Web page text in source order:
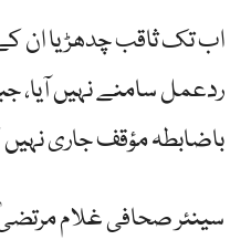
اب تک ثاقب چدھڑ یا ان
ردعمل سامنے نہیں آیا،
باضابطہ مؤقف جاری نہیں
سینئر صحافی غلام